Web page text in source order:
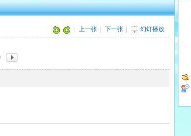
上一张 下一张 幻灯播放